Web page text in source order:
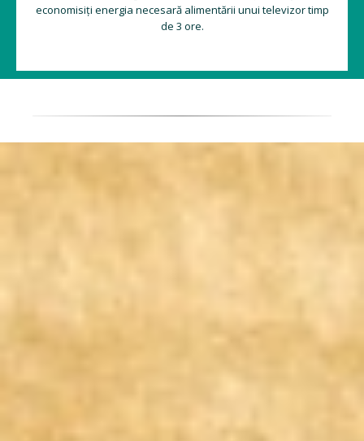
economisiți energia necesară alimentării unui televizor timp
de 3 ore.